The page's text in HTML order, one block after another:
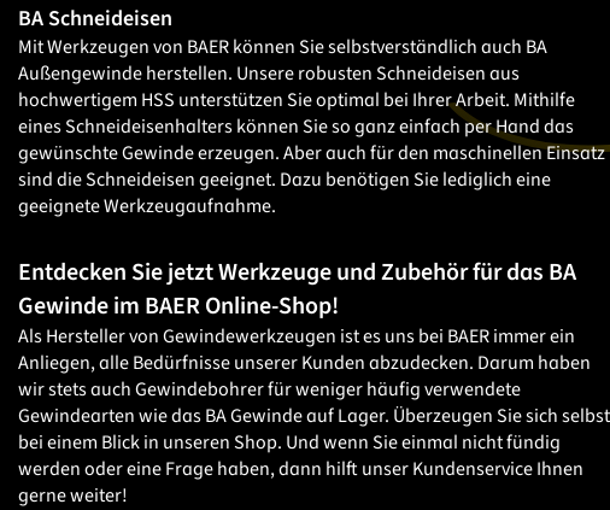
BA Schneideisen
Mit Werkzeugen von BAER können Sie selbstverständlich auch BA
Außengewinde herstellen. Unsere robusten Schneideisen aus
hochwertigem HSS unterstützen Sie optimal bei Ihrer Arbeit. Mithilfe
eines Schneideisenhalters können Sie so ganz einfach per Hand das
gewünschte Gewinde erzeugen. Aber auch für den maschinellen Einsatz
sind die Schneideisen geeignet. Dazu benötigen Sie lediglich eine
geeignete Werkzeugaufnahme.
Entdecken Sie jetzt Werkzeuge und Zubehör für das BA
Gewinde im BAER Online-Shop!
Als Hersteller von Gewindewerkzeugen ist es uns bei BAER immer ein
Anliegen, alle Bedürfnisse unserer Kunden abzudecken. Darum haben
wir stets auch Gewindebohrer für weniger häufig verwendete
Gewindearten wie das BA Gewinde auf Lager. Überzeugen Sie sich selbst
bei einem Blick in unseren Shop. Und wenn Sie einmal nicht fündig
werden oder eine Frage haben, dann hilft unser Kundenservice Ihnen
gerne weiter!